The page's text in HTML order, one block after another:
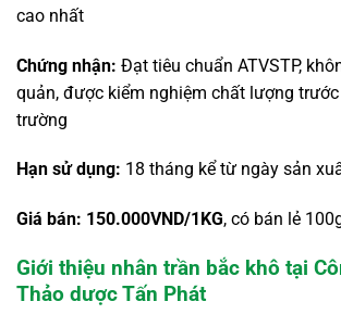
cao nhất
Chứng nhận: Đạt tiêu chuẩn ATVSTP,
quản, được kiểm nghiệm chất lượng
trường
Hạn sử dụng: 18 tháng kể từ ngày sản
Giá bán: 150.000VND/1KG, có bán lẻ
Giới thiệu nhân trần bắc khô tại
Thảo dược Tấn Phát